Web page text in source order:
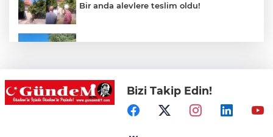
Bir anda alevlere teslim oldu!
Merdivende baygın bulundu hayatını
kaybetti!
Bizi Takip Edin!